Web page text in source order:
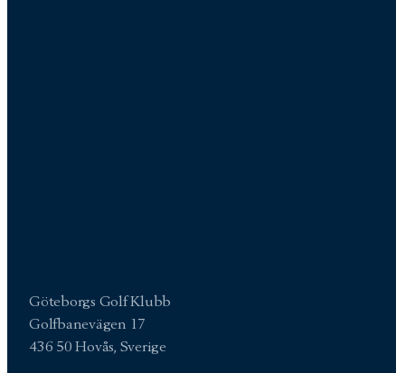
Göteborgs Golf Klubb
Golfbanevägen 17
436 50 Hovås, Sverige